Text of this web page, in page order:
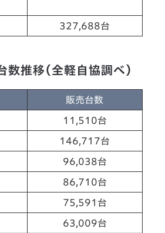
327,688台
推移（全軽自協調べ）
販売台数
11,510台
146,717台
96,038台
86,710台
75,591台
63,009台